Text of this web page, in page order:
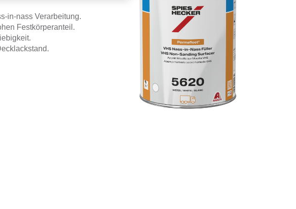
in-nass Verarbeitung.
Festkörperanteil.